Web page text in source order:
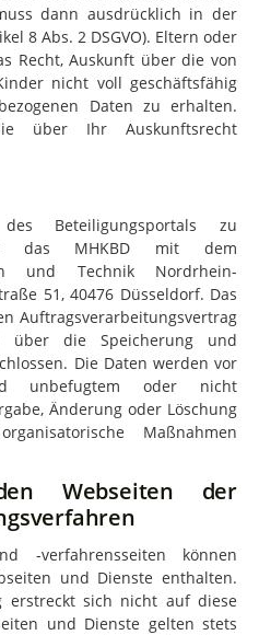
dann ausdrücklich in der
8 Abs. 2 DSGVO). Eltern oder
Recht, Auskunft über die von
nicht voll geschäftsfähig
Daten zu erhalten.
über Ihr Auskunftsrecht
Beteiligungsportals zu
das MHKBD mit dem
und Technik Nordrhein-
51, 40476 Düsseldorf. Das
Auftragsverarbeitungsvertrag
über die Speicherung und
Die Daten werden vor
unbefugtem oder nicht
Änderung oder Löschung
Maßnahmen
Webseiten der
-verfahrensseiten können
und Dienste enthalten.
erstreckt sich nicht auf diese
und Dienste gelten stets